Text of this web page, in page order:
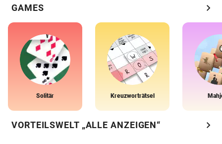
GAMES chevron_right
Solitär Kreuzworträtsel
VORTEILSWELT „ALLE ANZEIGEN“ chevron_right